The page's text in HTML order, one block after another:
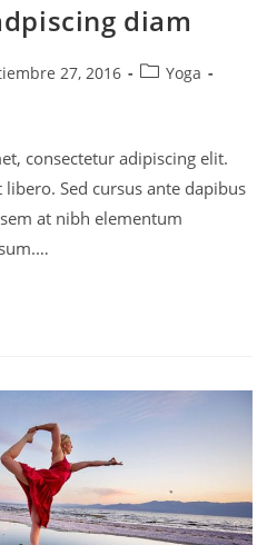
diam
27, 2016
Categoría
Yoga
consectetur adipiscing elit.
Sed cursus ante dapibus
at nibh elementum